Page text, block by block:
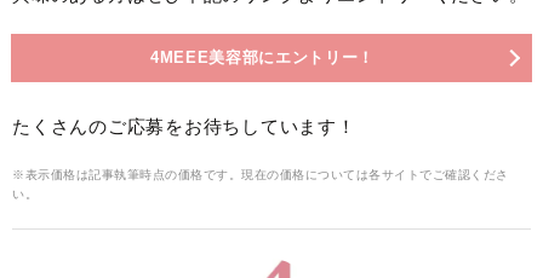
4MEEE美容部にエントリー！
たくさんのご応募をお待ちしています！
※表示価格は記事執筆時点の価格です。現在の価格については各サイトでご確認くださ
い。